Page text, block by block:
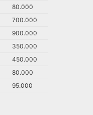
80.000
700.000
900.000
350.000
450.000
80.000
95.000